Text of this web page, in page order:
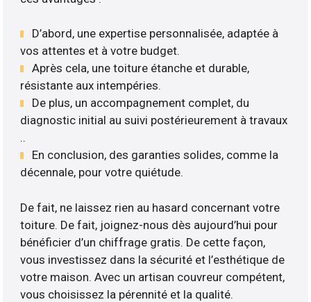
D’abord, une expertise personnalisée, adaptée à
vos attentes et à votre budget.
Après cela, une toiture étanche et durable,
résistante aux intempéries.
De plus, un accompagnement complet, du
diagnostic initial au suivi postérieurement à travaux
..
En conclusion, des garanties solides, comme la
décennale, pour votre quiétude.
De fait, ne laissez rien au hasard concernant votre
toiture. De fait, joignez-nous dès aujourd’hui pour
bénéficier d’un chiffrage gratis. De cette façon,
vous investissez dans la sécurité et l’esthétique de
votre maison. Avec un artisan couvreur compétent,
vous choisissez la pérennité et la qualité.